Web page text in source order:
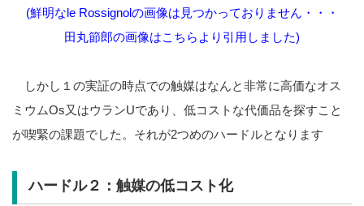
(鮮明なle Rossignolの画像は見つかっておりません・・・
田丸節郎の画像はこちら より引用しました)
しかし１の実証の時点での触媒はなんと非常に高価なオス
ミウムOs又はウランUであり、低コストな代価品を探すこと
が喫緊の課題でした。それが2つめのハードルとなります
ハードル２：触媒の低コスト化